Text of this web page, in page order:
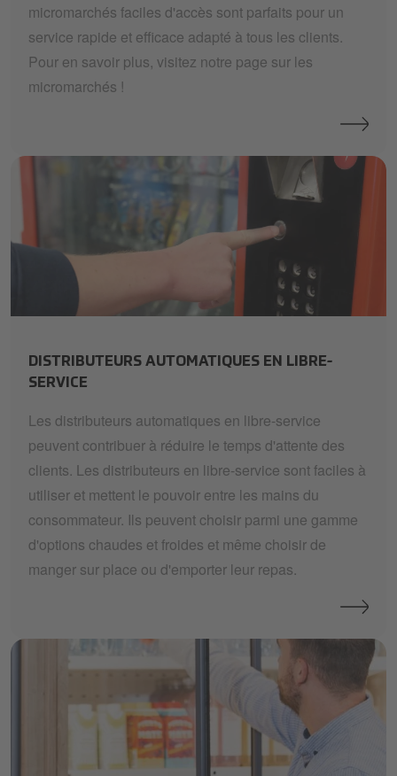
micromarchés faciles d'accès sont parfaits pour un
service rapide et efficace adapté à tous les clients.
Pour en savoir plus, visitez notre page sur les
micromarchés !
DISTRIBUTEURS AUTOMATIQUES EN LIBRE-
SERVICE
Les distributeurs automatiques en libre-service
peuvent contribuer à réduire le temps d'attente des
clients. Les distributeurs en libre-service sont faciles à
utiliser et mettent le pouvoir entre les mains du
consommateur. Ils peuvent choisir parmi une gamme
d'options chaudes et froides et même choisir de
manger sur place ou d'emporter leur repas.